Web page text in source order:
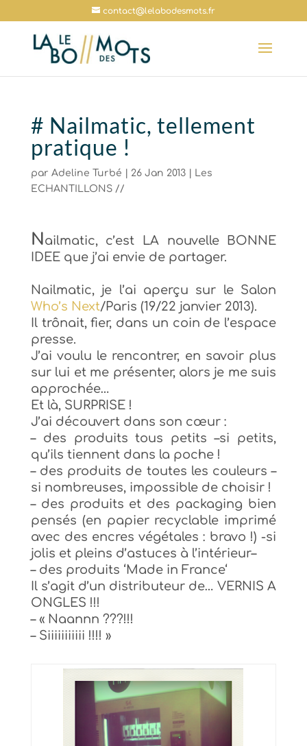
contact@lelabodesmots.fr
# Nailmatic, tellement
pratique !
par Adeline Turbé 26 Jan 2013|
Les
ECHANTILLONS //
Nailmatic, c’est LA nouvelle BONNE
IDEE que j’ai envie de partager.
Nailmatic, je l’ai aperçu sur le Salon
Who’s Next/Paris (19/22 janvier 2013).
Il trônait, fier, dans un coin de l’espace
presse.
J’ai voulu le rencontrer, en savoir plus
sur lui et me présenter, alors je me suis
approchée…
Et là, SU RPRISE !
J’ai découvert dans son cœur :
– des produits tous petits –si petits,
qu’ils tiennent dans la poche !
– des produits de toutes les couleurs –
si nombreuses, impossible de choisir !
– des produits et des packaging bien
pensés (en papier recyclable imprimé
avec des encres végétales : bravo !) -si
jolis et pleins d’astuces à l’intérieur–
– des produits ‘Made in France‘
Il s’agit d’un distributeur de… VERNIS A
ONGLES !!!
– « N aannn ???!!!
– Siiiiiiiiiii !!!! »